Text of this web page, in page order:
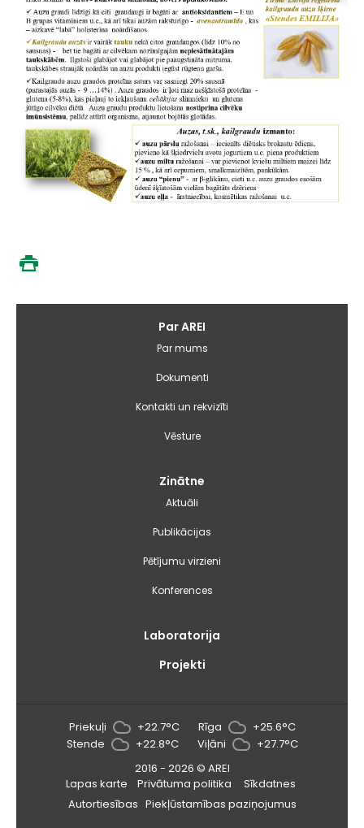
Par AREI
Par mums
Dokumenti
Kontakti un rekvizīti
Vēsture
Zinātne
Aktuāli
Publikācijas
Pētījumu virzieni
Konferences
Laboratorija
Projekti
Priekuļi +22.7°C Rīga
+25.6°C
Stende
+22.8°C Viļāni
+27.7°C
2016 - 2026 © AREI
Lapas karte
Privātuma politika
Sīkdatnes
Autortiesības Piekļūstamības paziņojumus